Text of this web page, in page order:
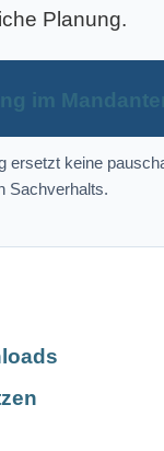
Planung.
im
ersetzt keine
Sachverhalts.